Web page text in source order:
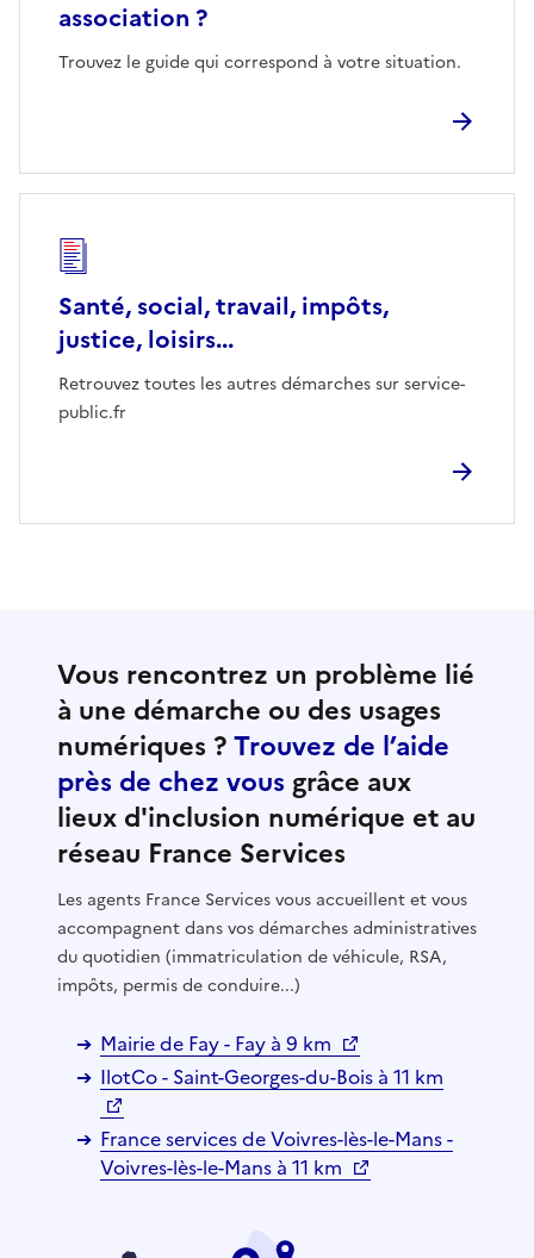
association ?
Trouvez le guide qui correspond à votre situation.
Santé, social, travail, impôts,
justice, loisirs...
Retrouvez toutes les autres démarches sur service-
public.fr
Vous rencontrez un problème lié
à une démarche ou des usages
numériques ?Trouvez de l’aide
près de chez vous grâce aux
lieux d'inclusion numérique et au
réseau France Services
Les agents France Services vous accueillent et vous
accompagnent dans vos démarches administratives
du quotidien (immatriculation de véhicule, RSA,
impôts, permis de conduire...)
Mairie de Fay - Fay à 9 km
IlotCo - Saint-Georges-du-Bois à 11 km
France services de Voivres-lès-le-Mans -
Voivres-lès-le-Mans à 11 km